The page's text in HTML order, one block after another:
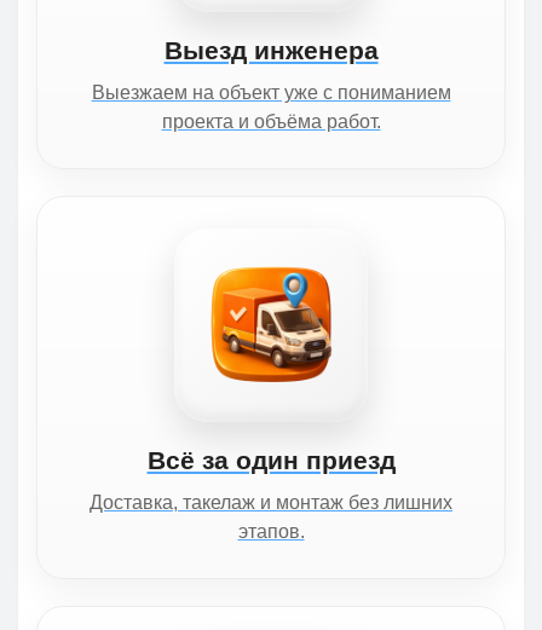
Выезд инженера
Выезжаем на объект уже с пониманием
проекта и объёма работ.
Всё за один приезд
Доставка, такелаж и монтаж без лишних
этапов.